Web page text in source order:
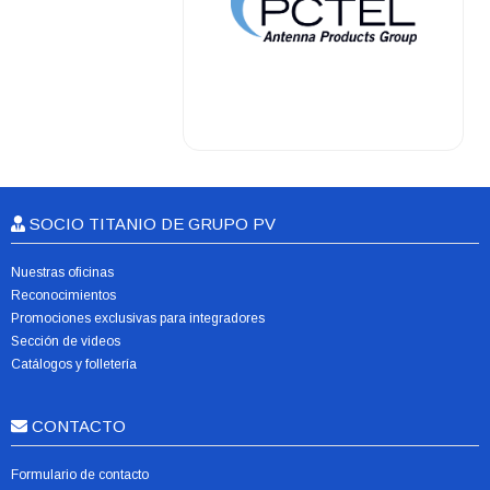
SOCIO TITANIO DE GRUPO PV
Nuestras oficinas
Reconocimientos
Promociones exclusivas para integradores
Sección de videos
Catálogos y folletería
CONTACTO
Formulario de contacto